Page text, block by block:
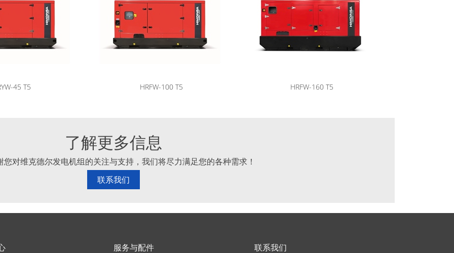
45 T5 HRFW-100 T5 HRFW-160 T5
了解更多信息
您对维克德尔发电机组的关注与支持，我们将尽力满足您的各种需求！
联系我们
服务与配件 联系我们